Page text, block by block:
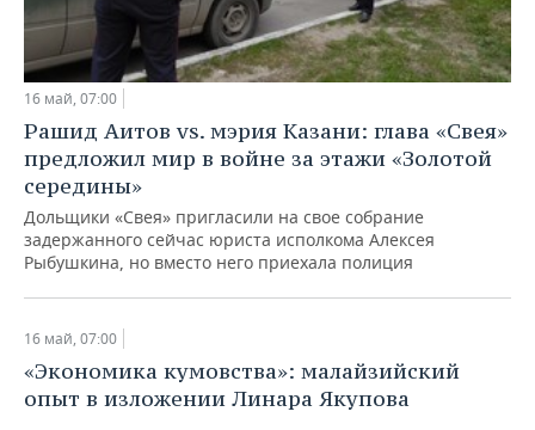
16 май, 07:00
Рашид Аитов vs. мэрия Казани: глава «Свея»
предложил мир в войне за этажи «Золотой
середины»
Дольщики «Свея» пригласили на свое собрание
задержанного сейчас юриста исполкома Алексея
Рыбушкина, но вместо него приехала полиция
16 май, 07:00
«Экономика кумовства»: малайзийский
опыт в изложении Линара Якупова